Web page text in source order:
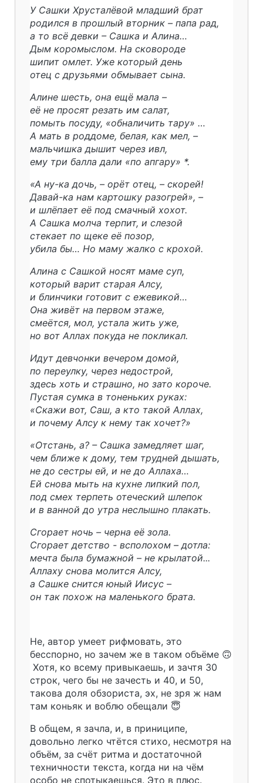
У Сашки Хрусталёвой младший брат
родился в прошлый вторник – папа рад,
а то всё девки – Сашка и Алина…
Дым коромыслом. На сковороде
шипит омлет. Уже который день
отец с друзьями обмывает сына.
Алине шесть, она ещё мала –
её не просят резать им салат,
помыть посуду, «обналичить тару» …
А мать в роддоме, белая, как мел, –
мальчишка дышит через ивл,
ему три балла дали «по апгару» *.
«А ну-ка дочь, – орёт отец, – скорей!
Давай-ка нам картошку разогрей», –
и шлёпает её под смачный хохот.
А Сашка молча терпит, и слезой
стекает по щеке её позор,
убила бы… Но маму жалко с крохой.
Алина с Сашкой носят маме суп,
который варит старая Алсу,
и блинчики готовит с ежевикой…
Она живёт на первом этаже,
смеётся, мол, устала жить уже,
но вот Аллах покуда не покликал.
Идут девчонки вечером домой,
по переулку, через недострой,
здесь хоть и страшно, но зато короче.
Пустая сумка в тоненьких руках:
«Скажи вот, Саш, а кто такой Аллах,
и почему Алсу к нему так хочет?»
«Отстань, а? – Сашка замедляет шаг,
чем ближе к дому, тем трудней дышать,
не до сестры ей, и не до Аллаха…
Ей снова мыть на кухне липкий пол,
под смех терпеть отеческий шлепок
и в ванной до утра неслышно плакать.
Сгорает ночь – черна её зола.
Сгорает детство - всполохом – дотла:
мечта была бумажной – не крылатой...
Аллаху снова молится Алсу,
а Сашке снится юный Иисус –
он так похож на маленького брата.
Не, автор умеет рифмовать, это
бесспорно, но зачем же в таком объёме 🙃
Хотя, ко всему привыкаешь, и зачтя 30
строк, чего бы не зачесть и 40, и 50,
такова доля обзориста, эх, не зря ж нам
там коньяк и воблю обещали 😇
В общем, я зачла, и, в приниципе,
довольно легко чтётся стихо, несмотря на
объём, за счёт ритма и достаточной
техничности текста, когда ни на чём
особо не спотыкаешься. Это в плюс.